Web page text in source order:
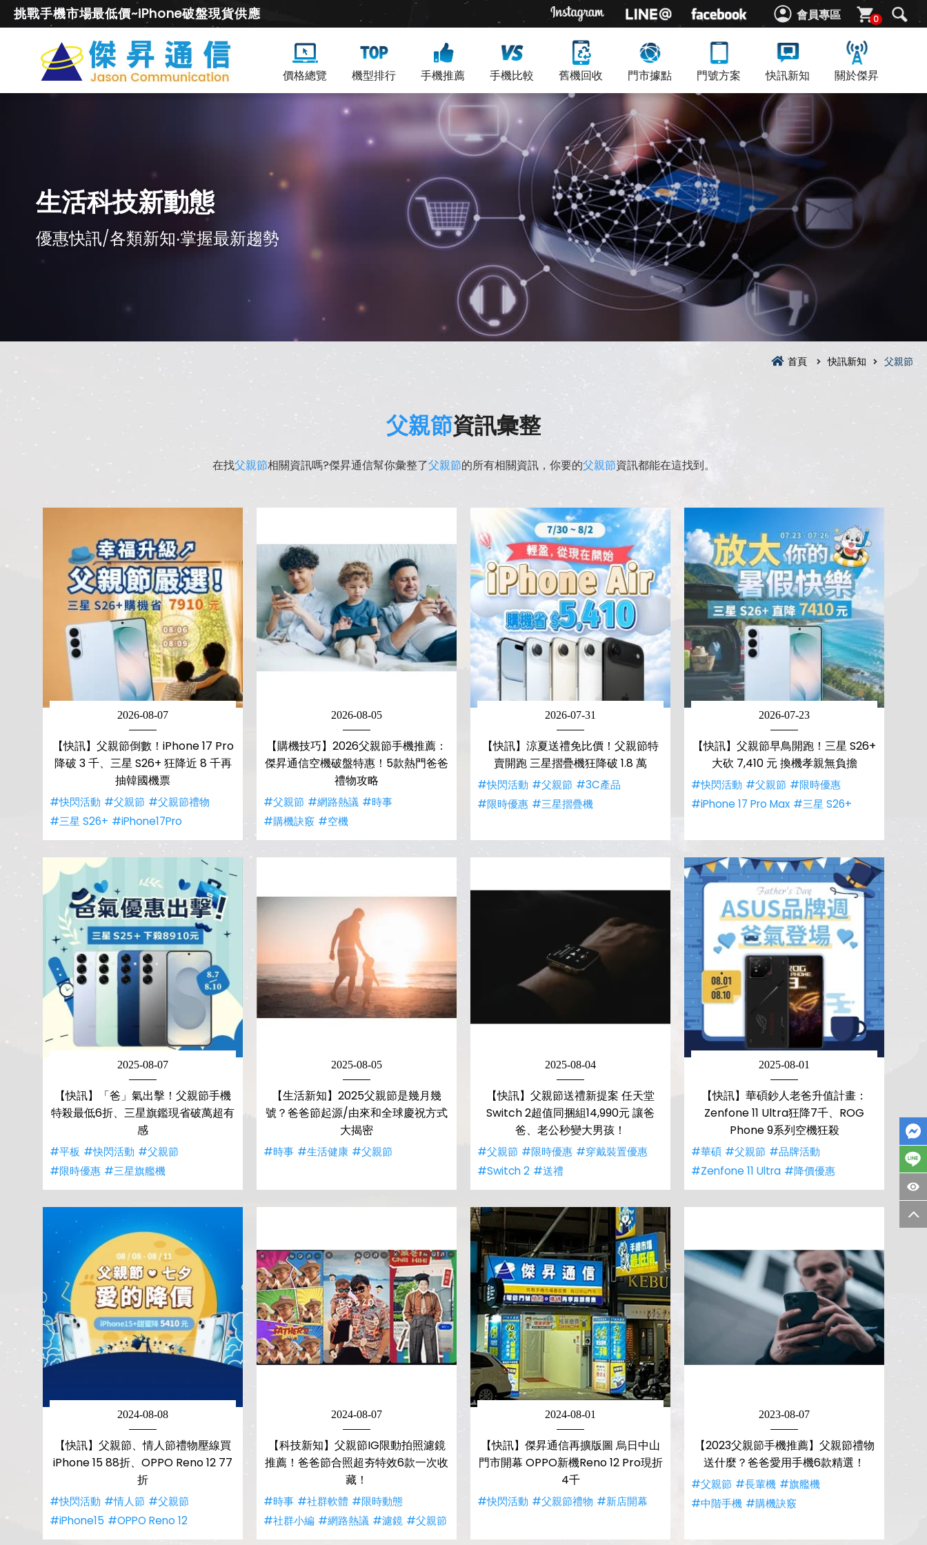
會員專區 0
挑戰手機市場最低價~iPhone破盤現貨供應
價格總覽 機型排行 手機推薦 手機比較 舊機回收 門市據點 門號方案 快訊新知 關於傑昇
生活科技新動態
優惠快訊/各類新知‧掌握最新趨勢
首頁 快訊新知 父親節
父親節資訊彙整
在找父親節相關資訊嗎?傑昇通信幫你彙整了父親節的所有相關資訊，你要的父親節資訊都能在這找到。
2026-08-07
【快訊】父親節倒數！iPhone 17 Pro
降破 3 千、三星 S26+ 狂降近 8 千再
抽韓國機票
#快閃活動 #父親節 #父親節禮物
#三星 S26+ #iPhone17Pro
2026-08-05
【購機技巧】2026父親節手機推薦：
傑昇通信空機破盤特惠！5款熱門爸爸
禮物攻略
#父親節 #網路熱議 #時事
#購機訣竅 #空機
2026-07-31
【快訊】涼夏送禮免比價！父親節特
賣開跑 三星摺疊機狂降破 1.8 萬
#快閃活動 #父親節 #3C產品
#限時優惠 #三星摺疊機
2026-07-23
【快訊】父親節早鳥開跑！三星 S26+
大砍 7,410 元 換機孝親無負擔
#快閃活動 #父親節 #限時優惠
#iPhone 17 Pro Max #三星 S26+
2025-08-07
【快訊】「爸」氣出擊！父親節手機
特殺最低6折、三星旗鑑現省破萬超有
感
#平板 #快閃活動 #父親節
#限時優惠 #三星旗艦機
2025-08-05
【生活新知】2025父親節是幾月幾
號？爸爸節起源/由來和全球慶祝方式
大揭密
#時事 #生活健康 #父親節
2025-08-04
【快訊】父親節送禮新提案 任天堂
Switch 2超值同捆組14,990元 讓爸
爸、老公秒變大男孩！
#父親節 #限時優惠 #穿戴裝置優惠
#Switch 2 #送禮
2025-08-01
【快訊】華碩鈔人老爸升值計畫：
Zenfone 11 Ultra狂降7千、ROG
Phone 9系列空機狂殺
#華碩 #父親節 #品牌活動
#Zenfone 11 Ultra #降價優惠
2024-08-08
【快訊】父親節、情人節禮物壓線買
iPhone 15 88折、OPPO Reno 12 77
折
#快閃活動 #情人節 #父親節
#iPhone15 #OPPO Reno 12
2024-08-07
【科技新知】父親節IG限動拍照濾鏡
推薦！爸爸節合照超夯特效6款一次收
藏！
#時事 #社群軟體 #限時動態
#社群小編 #網路熱議 #濾鏡 #父親節
2024-08-01
【快訊】傑昇通信再擴版圖 烏日中山
門市開幕 OPPO新機Reno 12 Pro現折
4千
#快閃活動 #父親節禮物 #新店開幕
2023-08-07
【2023父親節手機推薦】父親節禮物
送什麼？爸爸愛用手機6款精選！
#父親節 #長輩機 #旗艦機
#中階手機 #購機訣竅